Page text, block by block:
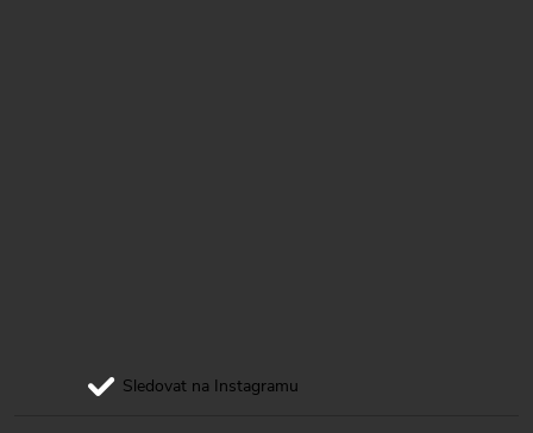
Sledovat na Instagramu